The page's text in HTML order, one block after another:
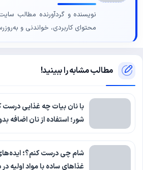
نویسنده و گردآورنده مطالب سایت
محتوای کاربردی، خواندنی و
مطالب مشابه را ببینید!
با نان بیات چه غذایی درست
شور؛ استفاده از نان اضافه
شام چی درست کنم؟؛
غذاهای ساده با مواد اولیه